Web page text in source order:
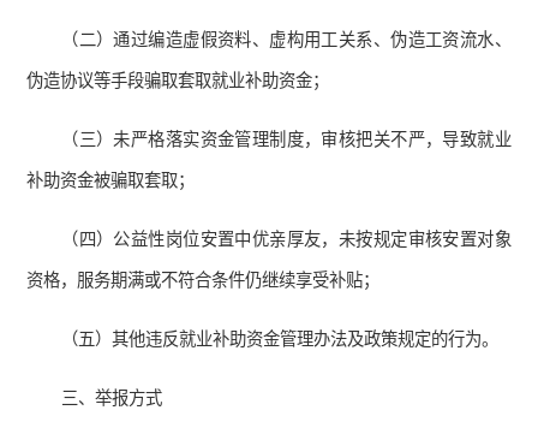
（二）通过编造虚假资料、虚构用工关系、伪造工资流水、
伪造协议等手段骗取套取就业补助资金；
（三）未严格落实资金管理制度，审核把关不严，导致就业
补助资金被骗取套取；
（四）公益性岗位安置中优亲厚友，未按规定审核安置对象
资格，服务期满或不符合条件仍继续享受补贴；
（五）其他违反就业补助资金管理办法及政策规定的行为。
三、举报方式